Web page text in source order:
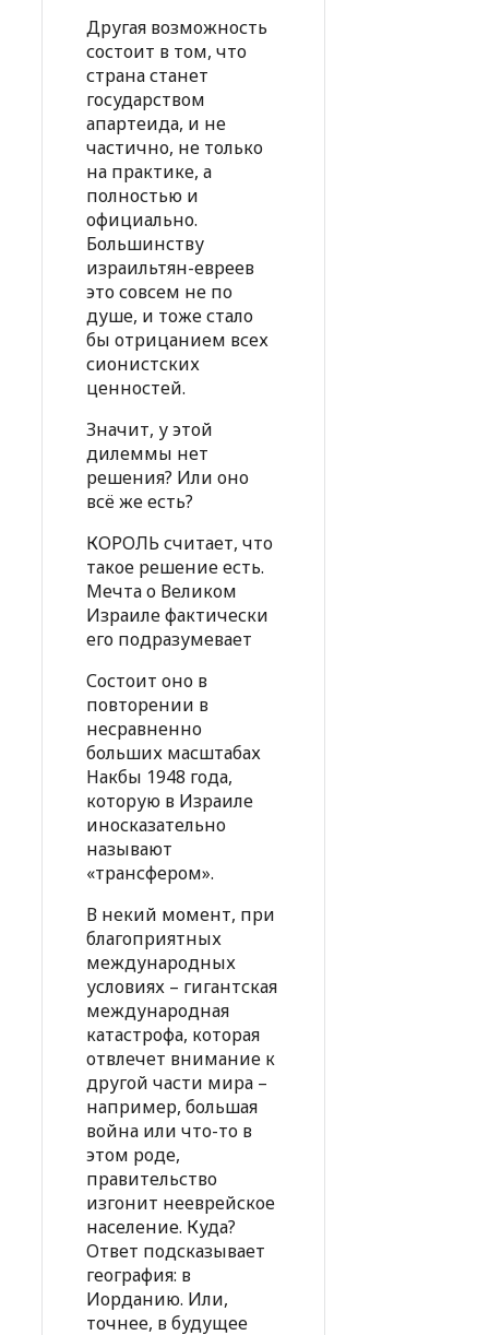
Другая возможность
состоит в том, что
страна станет
государством
апартеида, и не
частично, не только
на практике, а
полностью и
официально.
Большинству
израильтян-евреев
это совсем не по
душе, и тоже стало
бы отрицанием всех
сионистских
ценностей.
Значит, у этой
дилеммы нет
решения? Или оно
всё же есть?
КОРОЛЬ считает, что
такое решение есть.
Мечта о Великом
Израиле фактически
его подразумевает
Состоит оно в
повторении в
несравненно
больших масштабах
Накбы 1948 года,
которую в Израиле
иносказательно
называют
«трансфером».
В некий момент, при
благоприятных
международных
условиях – гигантская
международная
катастрофа, которая
отвлечет внимание к
другой части мира –
например, большая
война или что-то в
этом роде,
правительство
изгонит нееврейское
население. Куда?
Ответ подсказывает
география: в
Иорданию. Или,
точнее, в будущее